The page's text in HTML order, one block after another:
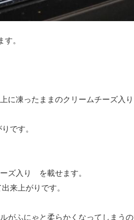
。
に凍ったままのクリームチーズ入
です。
ズ入り を載せます。
来上がりです。
がふにゃと柔らかくなってしまう